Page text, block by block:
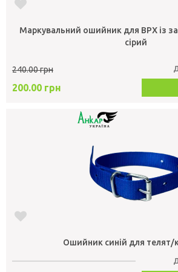
Маркувальний ошийник для ВРХ із
сірий
240.00 грн
200.00 грн
Ошийник синій для телят/